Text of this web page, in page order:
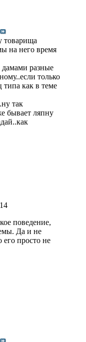
товарища
на него время
дамами разные
только
типа как в теме
так
бывает ляпну
поведение,
Да и не
его просто не